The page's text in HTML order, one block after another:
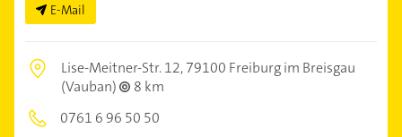
E-Mail
Lise-Meitner-Str. 12,79100 Freiburg im Breisgau
(Vauban)
8 km
0761 6 96 50 50